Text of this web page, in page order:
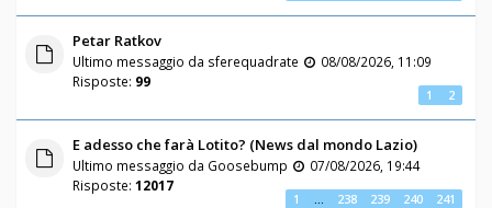
Petar Ratkov
Ultimo messaggio da sferequadrate
08/08/2026, 11:09
Risposte: 99
1 2
E adesso che farà Lotito? (News dal mondo Lazio)
Ultimo messaggio da Goosebump
07/08/2026, 19:44
Risposte: 12017
1 … 238 239 240 241